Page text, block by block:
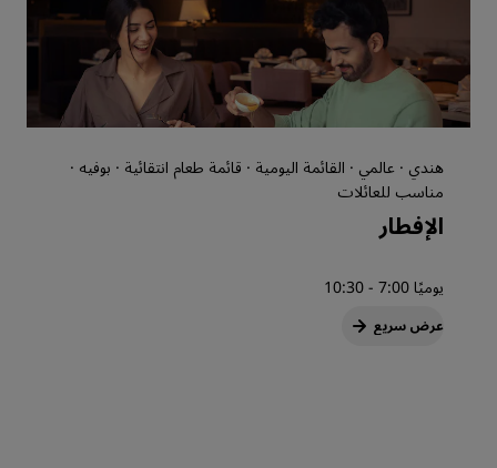
هندي · عالمي · القائمة اليومية · قائمة طعام انتقائية · بوفيه ·
مناسب للعائلات
الإفطار
يوميًا 7:00 - 10:30
عرض سريع